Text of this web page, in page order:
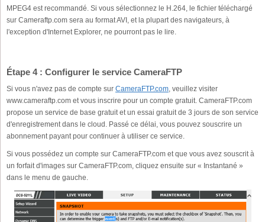
MPEG4 est recommandé. Si vous sélectionnez le H.264, le fichier téléchargé
sur Cameraftp.com sera au format AVI, et la plupart des navigateurs, à
l'exception d'Internet Explorer, ne pourront pas le lire.
Étape 4 : Configurer le service CameraFTP
Si vous n'avez pas de compte sur CameraFTP.com , veuillez visiter
www.cameraftp.com et vous inscrire pour un compte gratuit. CameraFTP.com
propose un service de base gratuit et un essai gratuit de 3 jours de son service
d'enregistrement dans le cloud. Passé ce délai, vous pouvez souscrire un
abonnement payant pour continuer à utiliser ce service.
Si vous possédez un compte sur CameraFTP.com et que vous avez souscrit à
un forfait d'images sur CameraFTP.com, cliquez ensuite sur « Instantané »
dans le menu de gauche.